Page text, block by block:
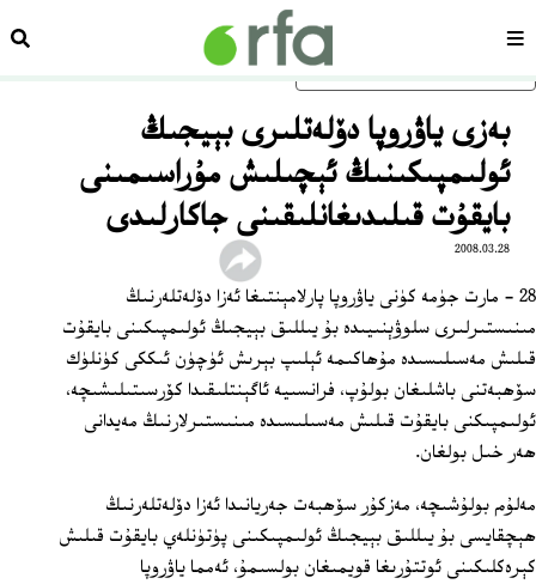
ئاساسلىق مەزمۇنغا ئاتلاڭسەھىپە
بەزى ياۋروپا دۆلەتلىرى بېيجىڭ
ئولىمپىكىنىڭ ئېچىلىش مۇراسىمىنى
بايقۇت قىلىدىغانلىقىنى جاكارلىدى
2008.03.28
28 - مارت جۈمە كۈنى ياۋروپا پارلامېنتىغا ئەزا دۆلەتلەرنىڭ
مىنىستىرلىرى سلوۋېنىيىدە بۇ يىللىق بېيجىڭ ئولىمپىكىنى بايقۇت
قىلىش مەسىلىسىدە مۇھاكىمە ئېلىپ بېرىش ئۈچۈن ئىككى كۈنلۈك
سۆھبەتنى باشلىغان بولۇپ، فرانسىيە ئاگېنتلىقىدا كۆرسىتىلىشىچە،
ئولىمپىكنى بايقۇت قىلىش مەسىلىسىدە مىنىستىرلارنىڭ مەيدانى
ھەر خىل بولغان.
مەلۇم بولۇشىچە، مەزكۇر سۆھبەت جەريانىدا ئەزا دۆلەتلەرنىڭ
ھېچقايسى بۇ يىللىق بېيجىڭ ئولىمپىكىنى پۈتۈنلەي بايقۇت قىلىش
كېرەكلىكىنى ئوتتۇرىغا قويمىغان بولسىمۇ، ئەمما ياۋروپا